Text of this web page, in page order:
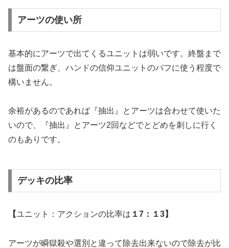
アーツの使い所
基本的にアーツで出てくるユニットは弱いです。終盤まで
は盤面の繋ぎ、ハンドの信仰ユニットのバフに使う程度で
構いません。
余裕があるのであれば『抽出』とアーツは合わせて使いた
いので、『抽出』とアーツ2回などでとどめを刺しに行く
のもありです。
デッキの比率
【ユニット：アクションの比率は １7：１3】
アーツが瞬獄殺や選別と違って除去出来ないので除去が比